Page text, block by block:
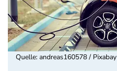
Quelle: andreas160578 / Pixabay